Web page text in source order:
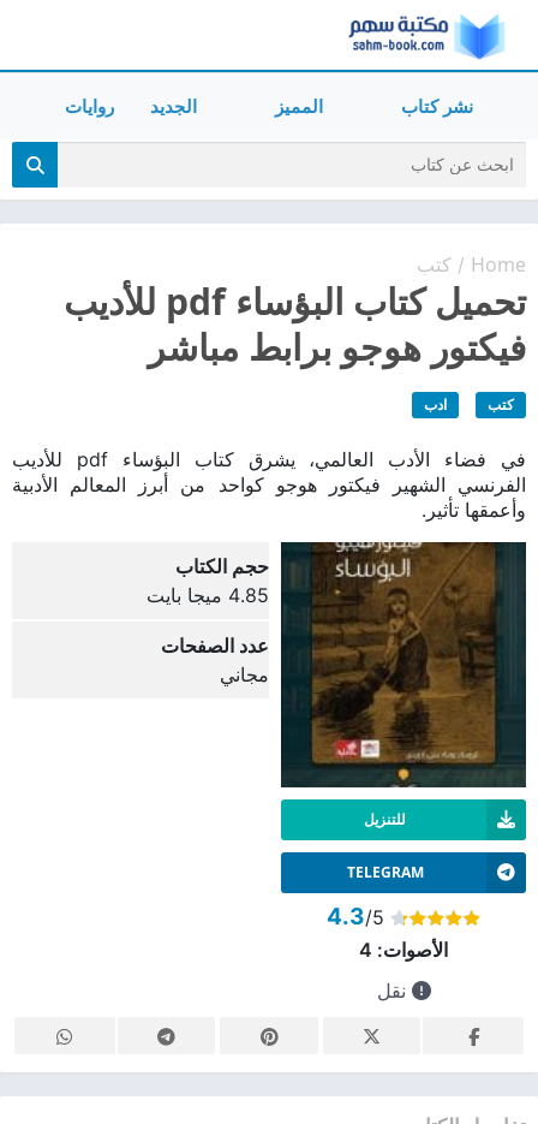
نشر كتاب المميز الجديد روايات
Home
/ كتب
تحميل كتاب البؤساء pdf للأديب
فيكتور هوجو برابط مباشر
كتب ادب
في فضاء الأدب العالمي، يشرق كتاب البؤساء pdf للأديب
الفرنسي الشهير فيكتور هوجو كواحد من أبرز المعالم الأدبية
وأعمقها تأثير.
للتنزيل
TELEGRAM
4.3/5
الأصوات: 4
نقل
حجم الكتاب
4.85 ميجا بايت
عدد الصفحات
مجاني